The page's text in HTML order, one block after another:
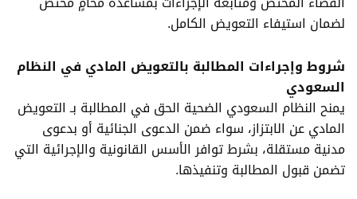
لضمان استيفاء التعويض الكامل.
شروط وإجراءات المطالبة بالتعويض المادي في النظام
السعودي
يمنح النظام السعودي الضحية الحق في المطالبة بـ التعويض
المادي عن الابتزاز، سواء ضمن الدعوى الجنائية أو بدعوى
مدنية مستقلة، بشرط توافر الأسس القانونية والإجرائية التي
تضمن قبول المطالبة وتنفيذها.